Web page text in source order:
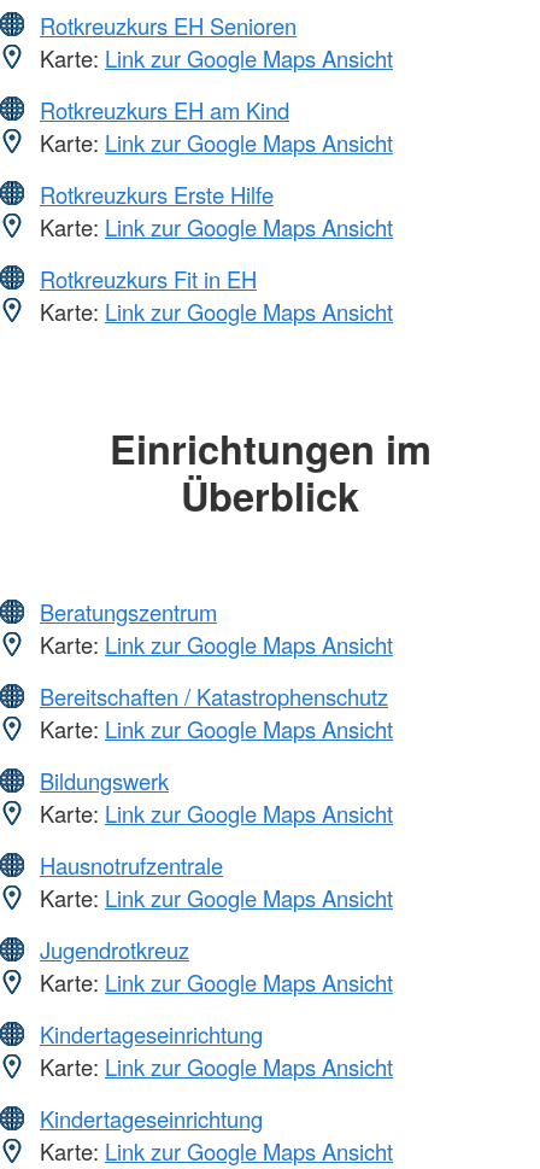
Rotkreuzkurs EH Senioren
Karte: Link zur Google Maps Ansicht
Rotkreuzkurs EH am Kind
Karte: Link zur Google Maps Ansicht
Rotkreuzkurs Erste Hilfe
Karte: Link zur Google Maps Ansicht
Rotkreuzkurs Fit in EH
Karte: Link zur Google Maps Ansicht
Einrichtungen im
Überblick
Beratungszentrum
Karte: Link zur Google Maps Ansicht
Bereitschaften / Katastrophenschutz
Karte: Link zur Google Maps Ansicht
Bildungswerk
Karte: Link zur Google Maps Ansicht
Hausnotrufzentrale
Karte: Link zur Google Maps Ansicht
Jugendrotkreuz
Karte: Link zur Google Maps Ansicht
Kindertageseinrichtung
Karte: Link zur Google Maps Ansicht
Kindertageseinrichtung
Karte: Link zur Google Maps Ansicht